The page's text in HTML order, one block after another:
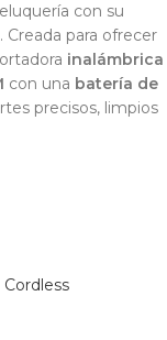
con su
para ofrecer
inalámbrica
con una batería de
precisos, limpios